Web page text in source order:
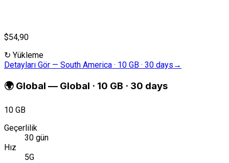
$54,90
↻ Yükleme
Detayları Gör — South America · 10 GB · 30 days →
🌍 Global — Global · 10 GB · 30 days
10 GB
Geçerlilik
30 gün
Hız
5G